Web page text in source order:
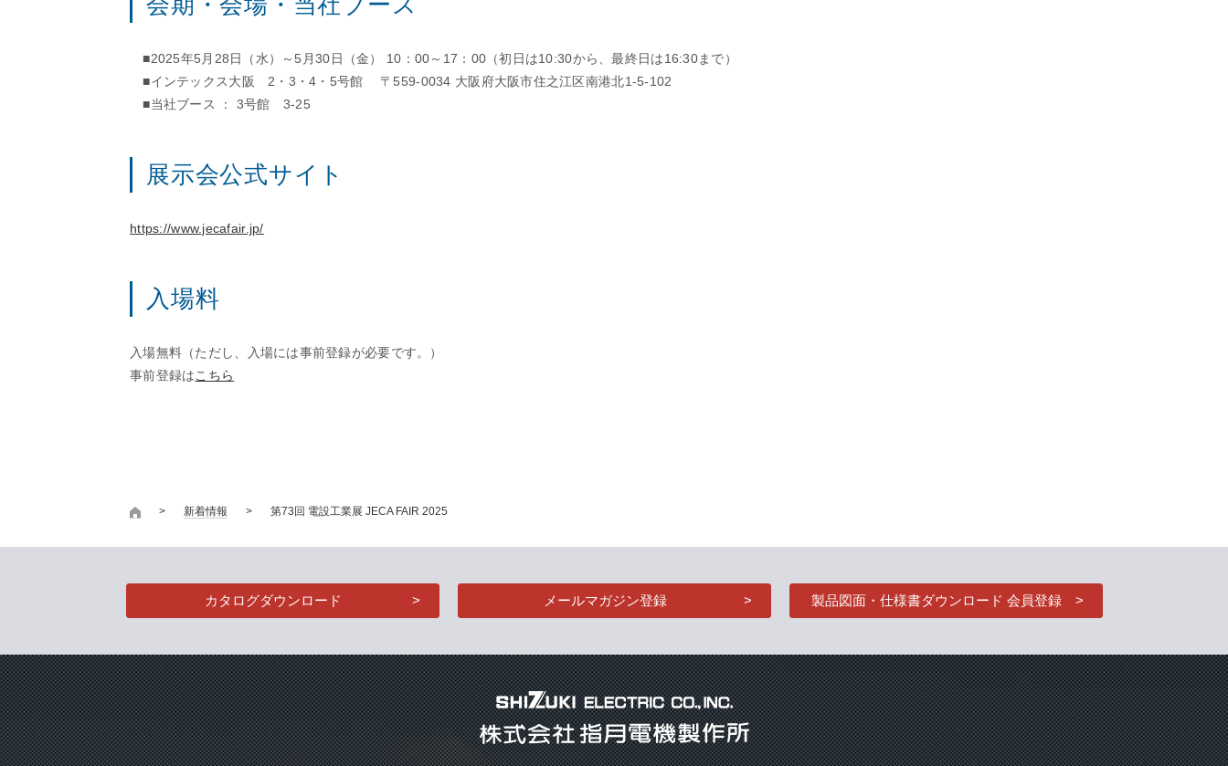
■2025年5月28日（水）～5月30日（金） 10：00～17：00（初日は10:30から、最終日は16:30まで）
■インテックス大阪 2・3・4・5号館 〒559-0034 大阪府大阪市住之江区南港北1-5-102
■当社ブース ： 3号館 3-25
展示会公式サイト
https://www.jecafair.jp/
入場料
入場無料（ただし、入場には事前登録が必要です。）
事前登録はこちら
新着情報 第73回 電設工業展 JECA FAIR 2025
カタログダウンロード メールマガジン登録 製品図面・仕様書ダウンロード 会員登録